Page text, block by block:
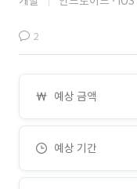
2
예상 금액
예상 기간